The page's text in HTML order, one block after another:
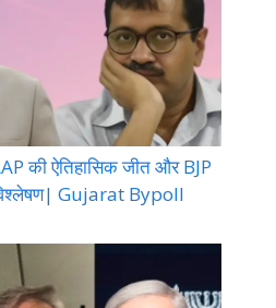
की ऐतिहासिक जीत और BJP
Gujarat Bypoll